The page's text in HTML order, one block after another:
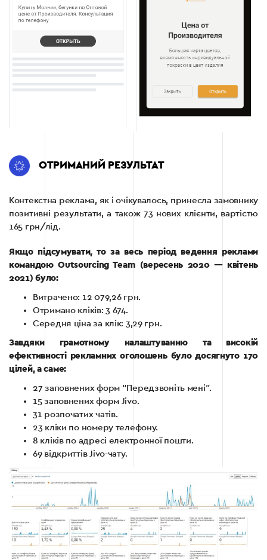
ОТРИМАНИЙ РЕЗУЛЬТАТ
Контекстна реклама, як і очікувалось, принесла замовнику
позитивні результати, а також 73 нових клієнти, вартістю
165 грн/лід.
Якщо підсумувати, то за весь період ведення реклами
командою Outsourcing Team (вересень 2020 — квітень
2021) було:
Витрачено: 12 079,26 грн.
Отримано кліків: 3 674.
Середня ціна за клік: 3,29 грн.
Завдяки грамотному налаштуванню та високій
ефективності рекламних оголошень було досягнуто 170
цілей, а саме:
27 заповнених форм “Передзвоніть мені”.
15 заповнених форм Jivo.
31 розпочатих чатів.
23 кліки по номеру телефону.
8 кліків по адресі електронної пошти.
69 відкриттів Jivo-чату.